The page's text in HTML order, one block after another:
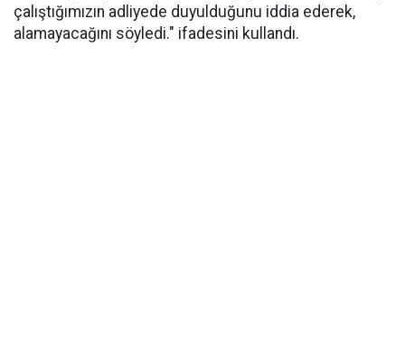
çalıştığımızın adliyede duyulduğunu iddia ederek,
alamayacağını söyledi." ifadesini kullandı.